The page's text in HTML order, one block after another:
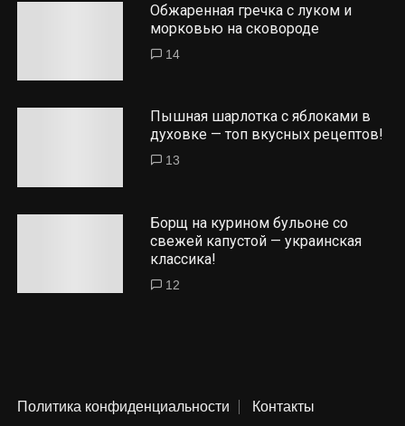
Обжаренная гречка с луком и
морковью на сковороде
14
Пышная шарлотка с яблоками в
духовке — топ вкусных рецептов!
13
Борщ на курином бульоне со
свежей капустой — украинская
классика!
12
Политика конфиденциальности Контакты